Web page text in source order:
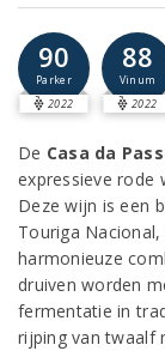
90
Parker
2022
88
Vinum
2022
De Casa da
expressieve rode
Deze wijn is een
Touriga
harmonieuze
druiven worden
fermentatie in
rijping van twaalf